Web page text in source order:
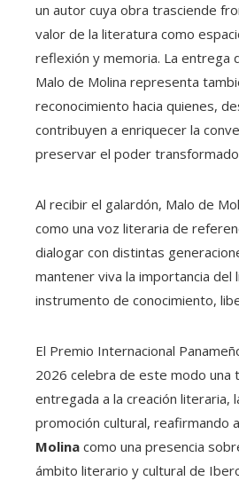
un autor cuya obra trasciende
valor de la literatura como
reflexión y memoria. La entrega
Malo de Molina representa
reconocimiento hacia quienes,
contribuyen a enriquecer la
preservar el poder
Al recibir el galardón, Malo de
como una voz literaria de
dialogar con distintas
mantener viva la importancia del
instrumento de conocimiento,
El Premio Internacional
2026 celebra de este modo una
entregada a la creación literaria,
promoción cultural, reafirmando a
Molina como una presencia
ámbito literario y cultural de